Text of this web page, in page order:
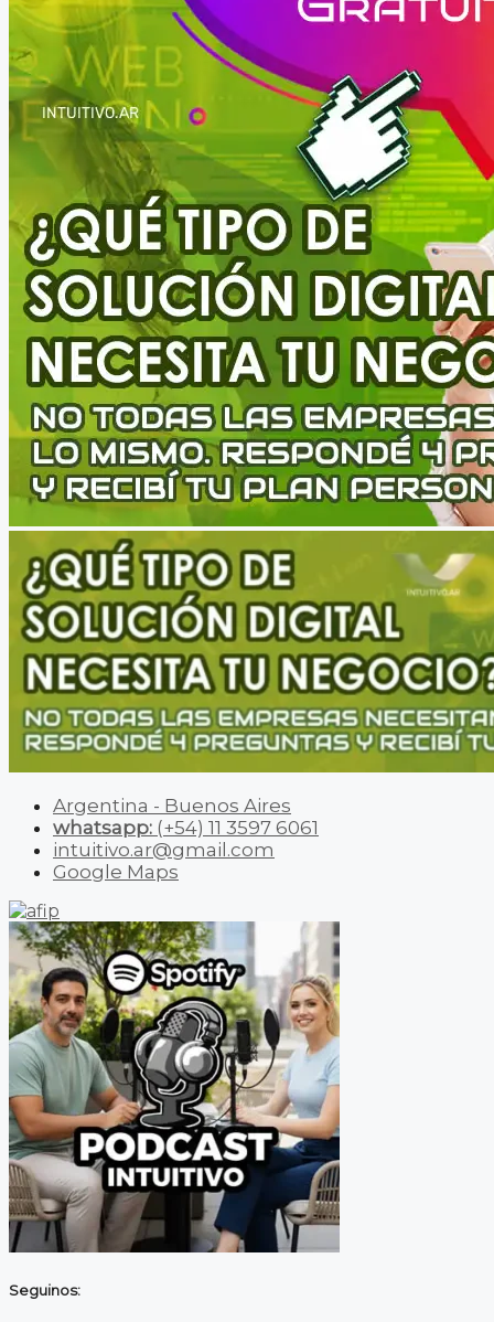
Argentina - Buenos Aires
whatsapp: (+54) 11 3597 6061
intuitivo.ar@gmail.com
Google Maps
Seguinos: